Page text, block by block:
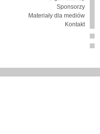
Sponsorzy
Materiały dla mediów
Kontakt